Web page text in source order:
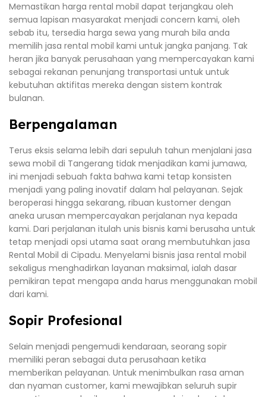
Memastikan harga rental mobil dapat terjangkau oleh
semua lapisan masyarakat menjadi concern kami, oleh
sebab itu, tersedia harga sewa yang murah bila anda
memilih jasa rental mobil kami untuk jangka panjang. Tak
heran jika banyak perusahaan yang mempercayakan kami
sebagai rekanan penunjang transportasi untuk untuk
kebutuhan aktifitas mereka dengan sistem kontrak
bulanan.
Berpengalaman
Terus eksis selama lebih dari sepuluh tahun menjalani jasa
sewa mobil di Tangerang tidak menjadikan kami jumawa,
ini menjadi sebuah fakta bahwa kami tetap konsisten
menjadi yang paling inovatif dalam hal pelayanan. Sejak
beroperasi hingga sekarang, ribuan kustomer dengan
aneka urusan mempercayakan perjalanan nya kepada
kami. Dari perjalanan itulah unis bisnis kami berusaha untuk
tetap menjadi opsi utama saat orang membutuhkan jasa
Rental Mobil di Cipadu. Menyelami bisnis jasa rental mobil
sekaligus menghadirkan layanan maksimal, ialah dasar
pemikiran tepat mengapa anda harus menggunakan mobil
dari kami.
Sopir Profesional
Selain menjadi pengemudi kendaraan, seorang sopir
memiliki peran sebagai duta perusahaan ketika
memberikan pelayanan. Untuk menimbulkan rasa aman
dan nyaman customer, kami mewajibkan seluruh supir